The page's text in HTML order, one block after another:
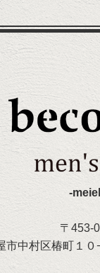
-
〒453-
市中村区椿町１